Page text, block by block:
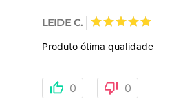
LEIDE C.
Produto ótima qualidade
0 0